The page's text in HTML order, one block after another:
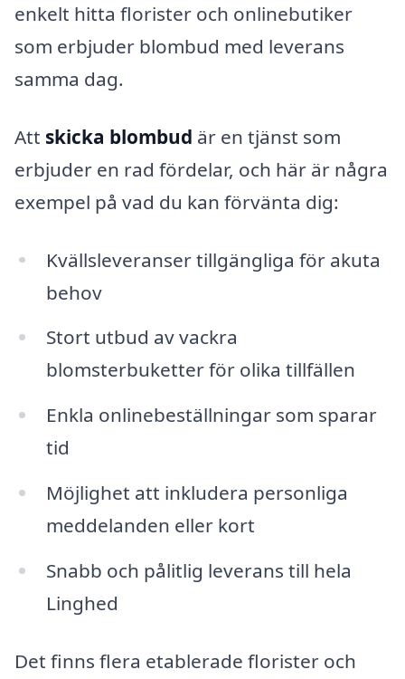
enkelt hitta florister och onlinebutiker
som erbjuder blombud med leverans
samma dag.
Att skicka blombud är en tjänst som
erbjuder en rad fördelar, och här är några
exempel på vad du kan förvänta dig:
Kvällsleveranser tillgängliga för akuta
behov
Stort utbud av vackra
blomsterbuketter för olika tillfällen
Enkla onlinebeställningar som sparar
tid
Möjlighet att inkludera personliga
meddelanden eller kort
Snabb och pålitlig leverans till hela
Linghed
Det finns flera etablerade florister och